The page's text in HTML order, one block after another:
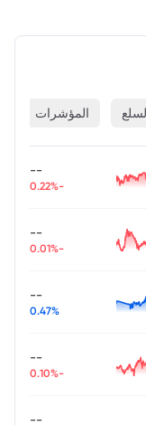
المؤشرات
--
-0.22%
--
-0.01%
--
0.47%
--
-0.10%
--